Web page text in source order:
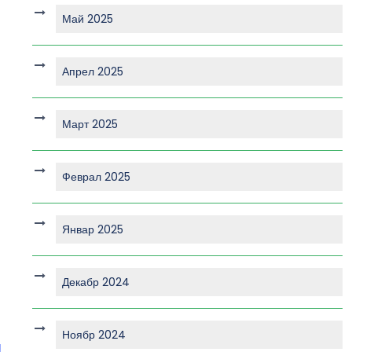
Май 2025
Апрел 2025
Март 2025
Феврал 2025
Январ 2025
Декабр 2024
Ноябр 2024